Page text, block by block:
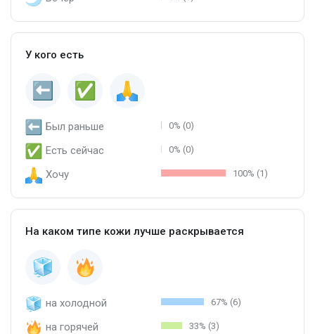
У кого есть
Был раньше 0% (0)
Есть сейчас 0% (0)
Хочу 100% (1)
На каком типе кожи лучше раскрывается
на холодной 67% (6)
на горячей 33% (3)